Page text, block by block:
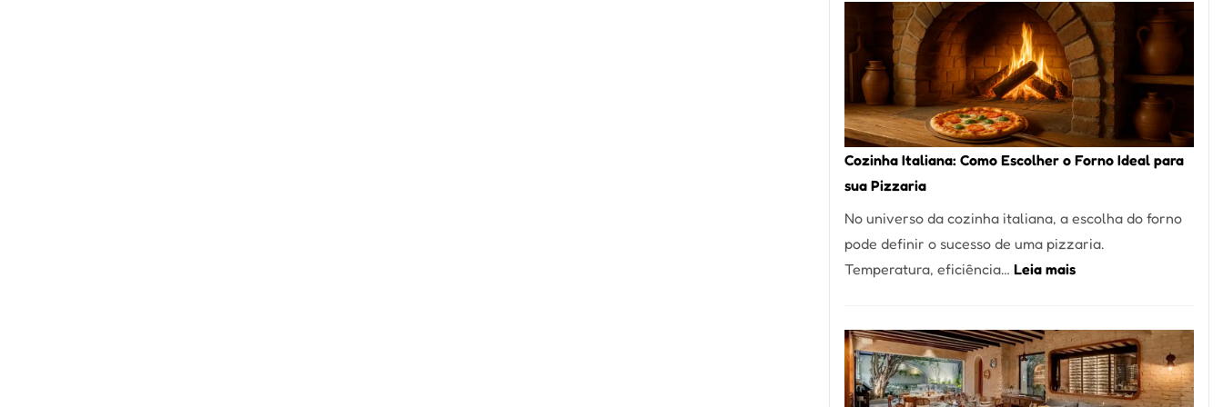
Encontrar
um
Bom
Lugar
para
Comer?
Este
Portal
Quer
Resolver
Isso
Cozinha Italiana: Como Escolher o Forno Ideal para
sua Pizzaria
No universo da cozinha italiana, a escolha do forno
pode definir o sucesso de uma pizzaria.
Temperatura, eficiência… Leia mais:
Como
Escolher
o